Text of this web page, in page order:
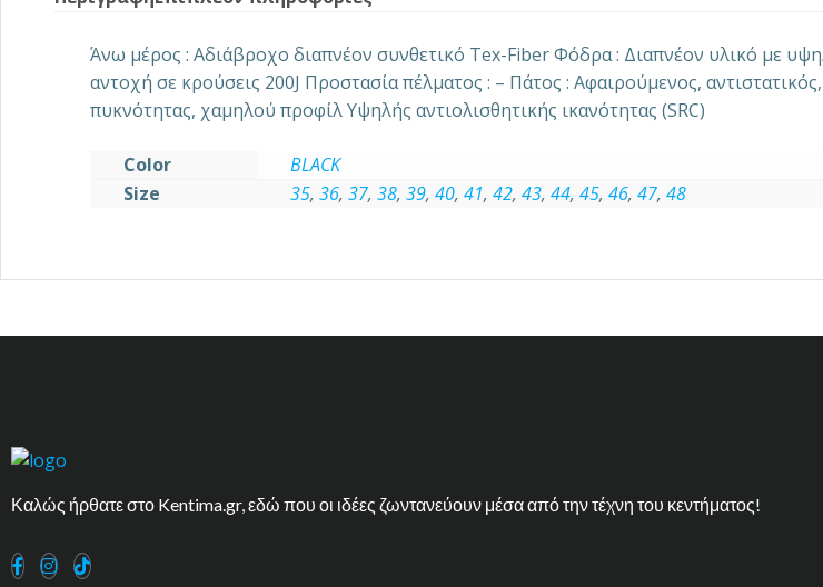
Άνω μέρος : Αδιάβροχο διαπνέον συνθετικό Tex-Fiber Φόδρα : Διαπνέον υλικό με
αντοχή σε κρούσεις 200J Προστασία πέλματος : – Πάτος : Αφαιρούμενος,
πυκνότητας, χαμηλού προφίλ Yψηλής αντιολισθητικής ικανότητας (SRC)
Color
BLACK
Size
35, 36, 37, 38, 39, 40, 41, 42, 43, 44, 45, 46, 47, 48
Καλώς ήρθατε στο Kentima.gr, εδώ που οι ιδέες ζωντανεύουν μέσα από την τέχνη του κεντήματος!